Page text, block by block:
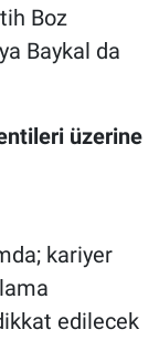
Boz
Baykal da
üzerine
kariyer
edilecek